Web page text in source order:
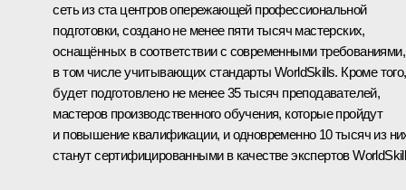
сеть из ста центров опережающей профессиональной
подготовки, создано не менее пяти тысяч мастерских,
оснащённых в соответствии с современными требованиями,
в том числе учитывающих стандарты WorldSkills. Кроме того,
будет подготовлено не менее 35 тысяч преподавателей,
мастеров производственного обучения, которые пройдут
и повышение квалификации, и одновременно 10 тысяч из
станут сертифицированными в качестве экспертов